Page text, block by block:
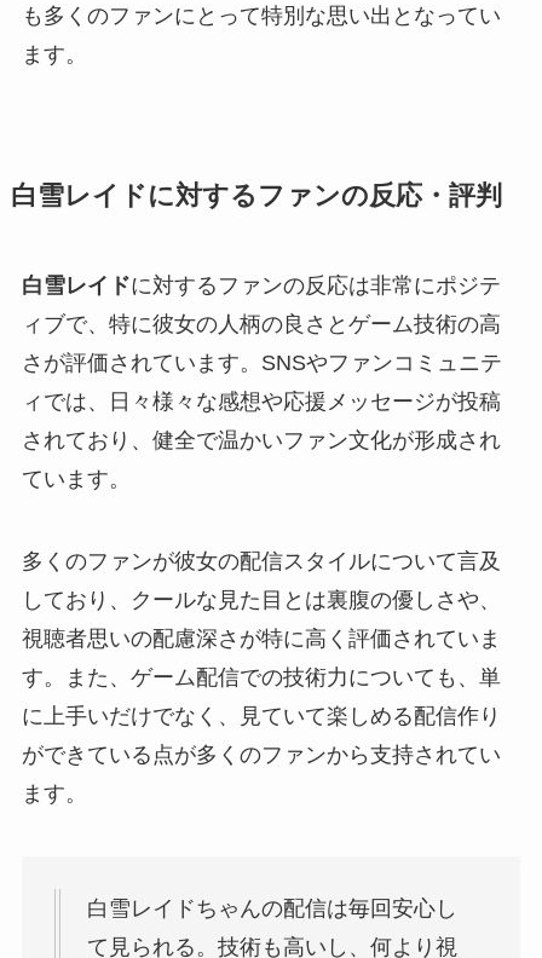
も多くのファンにとって特別な思い出となってい
ます。
白雪レイドに対するファンの反応・評判
白雪レイドに対するファンの反応は非常にポジテ
ィブで、特に彼女の人柄の良さとゲーム技術の高
さが評価されています。SNSやファンコミュニテ
ィでは、日々様々な感想や応援メッセージが投稿
されており、健全で温かいファン文化が形成され
ています。
多くのファンが彼女の配信スタイルについて言及
しており、クールな見た目とは裏腹の優しさや、
視聴者思いの配慮深さが特に高く評価されていま
す。また、ゲーム配信での技術力についても、単
に上手いだけでなく、見ていて楽しめる配信作り
ができている点が多くのファンから支持されてい
ます。
白雪レイドちゃんの配信は毎回安心し
て見られる。技術も高いし、何より視